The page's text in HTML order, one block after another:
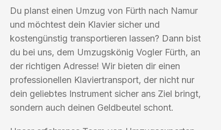
Du planst einen Umzug von Fürth nach Namur
und möchtest dein Klavier sicher und
kostengünstig transportieren lassen? Dann bist
du bei uns, dem Umzugskönig Vogler Fürth, an
der richtigen Adresse! Wir bieten dir einen
professionellen Klaviertransport, der nicht nur
dein geliebtes Instrument sicher ans Ziel bringt,
sondern auch deinen Geldbeutel schont.